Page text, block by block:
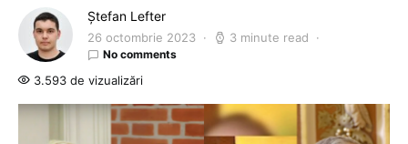
Ștefan Lefter
26 octombrie 2023 3 minute read
No comments
3.593 de vizualizări